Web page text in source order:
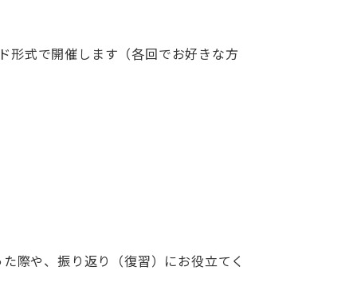
式で開催します（各回でお好きな方
際や、振り返り（復習）にお役立てく